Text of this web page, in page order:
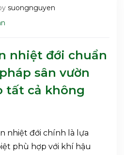
suongnguyen
nhiệt đới chuẩn
sân vườn
tất cả không
nhiệt đới chính là lựa
phù hợp với khí hậu